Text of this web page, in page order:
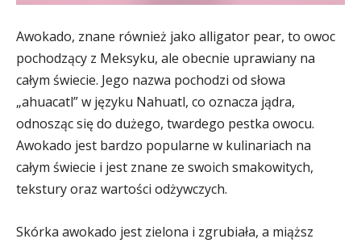
Awokado, znane również jako alligator pear, to owoc
pochodzący z Meksyku, ale obecnie uprawiany na
całym świecie. Jego nazwa pochodzi od słowa
„ahuacatl” w języku Nahuatl, co oznacza jądra,
odnosząc się do dużego, twardego pestka owocu.
Awokado jest bardzo popularne w kulinariach na
całym świecie i jest znane ze swoich smakowitych,
tekstury oraz wartości odżywczych.
Skórka awokado jest zielona i zgrubiała, a miąższ